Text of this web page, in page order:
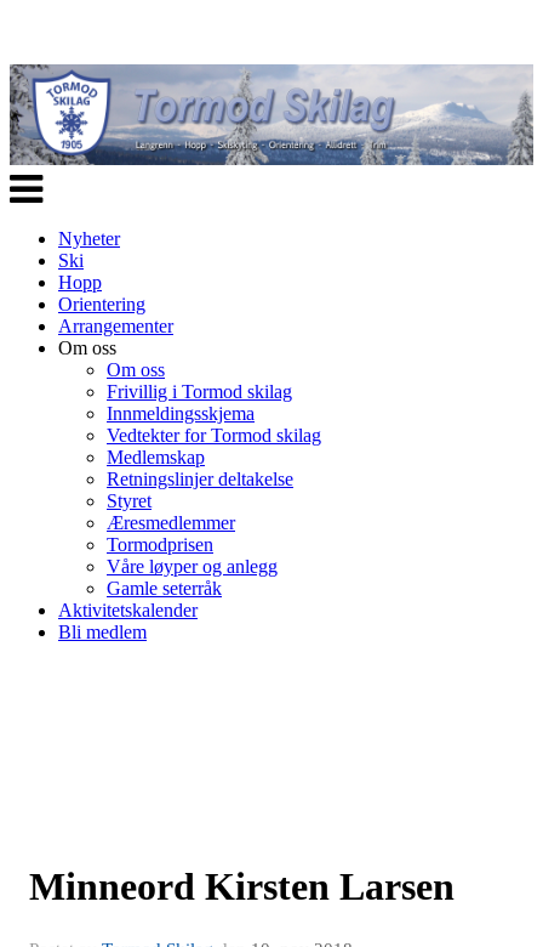
Veksle
navigasjon
Nyheter
Ski
Hopp
Orientering
Arrangementer
Om oss
Om oss
Frivillig i Tormod skilag
Innmeldingsskjema
Vedtekter for Tormod skilag
Medlemskap
Retningslinjer deltakelse
Styret
Æresmedlemmer
Tormodprisen
Våre løyper og anlegg
Gamle seterråk
Aktivitetskalender
Bli medlem
Minneord Kirsten Larsen